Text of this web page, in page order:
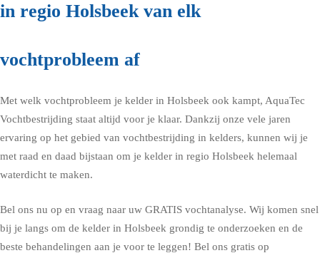
in regio Holsbeek van elk
vochtprobleem af
Met welk vochtprobleem je kelder in Holsbeek ook kampt, AquaTec
Vochtbestrijding staat altijd voor je klaar. Dankzij onze vele jaren
ervaring op het gebied van vochtbestrijding in kelders, kunnen wij je
met raad en daad bijstaan om je kelder in regio Holsbeek helemaal
waterdicht te maken.
Bel ons nu op en vraag naar uw GRATIS vochtanalyse. Wij komen snel
bij je langs om de kelder in Holsbeek grondig te onderzoeken en de
beste behandelingen aan je voor te leggen! Bel ons gratis op